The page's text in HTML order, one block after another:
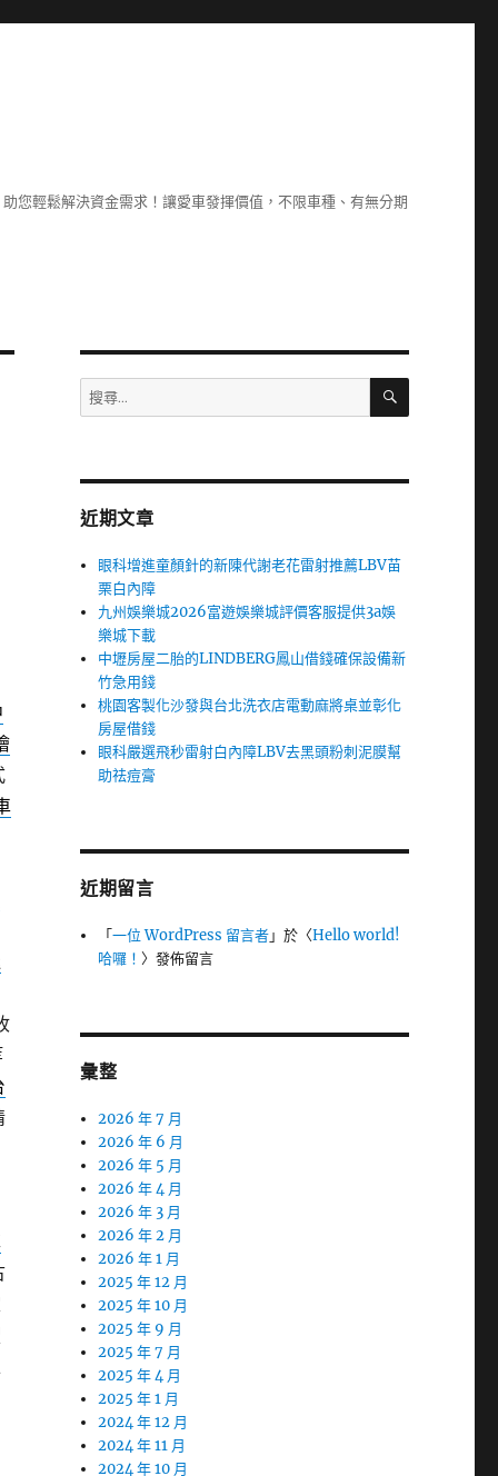
您輕鬆解決資金需求！讓愛車發揮價值，不限車種、有無分期
搜
尋
字:
搜
近期文章
眼科增進童顏針的新陳代謝老花雷射推薦LBV苗
栗白內障
九州娛樂城2026富遊娛樂城評價客服提供3a娛
樂城下載
中壢房屋二胎的LINDBERG鳳山借錢確保設備新
竹急用錢
桃園客製化沙發與台北洗衣店電動麻將桌並彰化
房屋借錢
眼科嚴選飛秒雷射白內障LBV去黑頭粉刺泥膜幫
助祛痘膏
近期留言
「一位 WordPress 留言者」於〈Hello world!
哈囉！〉發佈留言
彙整
2026 年 7 月
2026 年 6 月
2026 年 5 月
2026 年 4 月
2026 年 3 月
2026 年 2 月
2026 年 1 月
2025 年 12 月
2025 年 10 月
2025 年 9 月
2025 年 7 月
2025 年 4 月
2025 年 1 月
2024 年 12 月
2024 年 11 月
2024 年 10 月